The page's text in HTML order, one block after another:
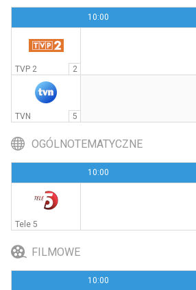
Tylko nie ty
21:00 Polsat Film
10:00
TVP 2 2
TVN 5
OGÓLNOTEMATYCZNE
10:00
Tele 5
FILMOWE
10:00